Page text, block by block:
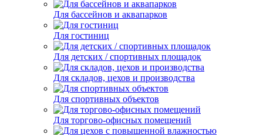
Для бассейнов и аквапарков
Для гостиниц
Для детских / спортивных площадок
Для складов, цехов и производства
Для спортивных объектов
Для торгово-офисных помещений